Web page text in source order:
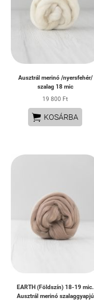
Ausztrál merinó /nyersfehér/
szalag 18 mic
19 800 Ft
 KOSÁRBA
EARTH (Földszín) 18-19 mic.
Ausztrál merinó szalaggyapjú